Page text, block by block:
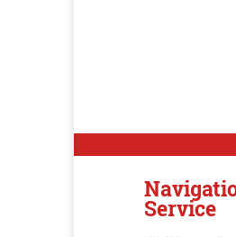
Service